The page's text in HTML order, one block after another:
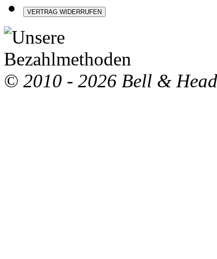
VERTRAG WIDERRUFEN
© 2010 - 2026 Bell & Head